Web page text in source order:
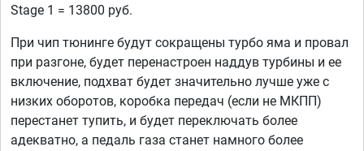
Stage 1 = 13800 руб.
При чип тюнинге будут сокращены турбо яма и провал
при разгоне, будет перенастроен наддув турбины и ее
включение, подхват будет значительно лучше уже с
низких оборотов, коробка передач (если не МКПП)
перестанет тупить, и будет переключать более
адекватно, а педаль газа станет намного более